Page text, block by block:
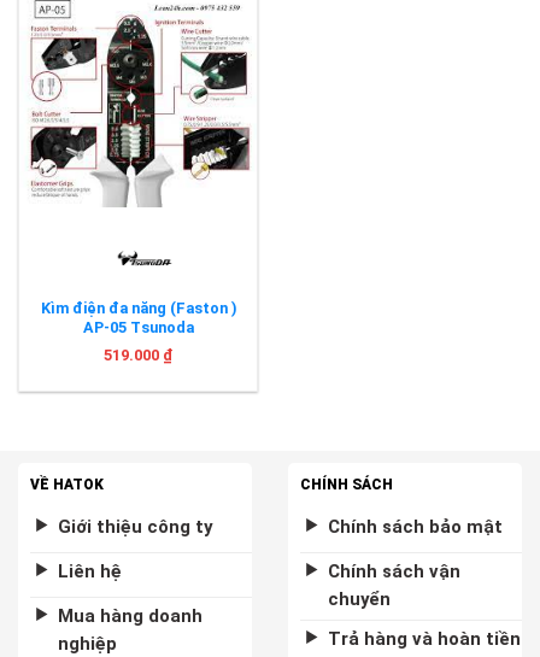
Kìm điện đa năng (Faston )
AP-05 Tsunoda
519.000 ₫
VỀ HATOK
Giới thiệu công ty
Liên hệ
Mua hàng doanh
nghiệp
CHÍNH SÁCH
Chính sách bảo mật
Chính sách vận
chuyển
Trả hàng và hoàn tiền